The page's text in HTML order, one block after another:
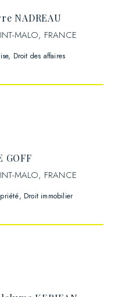
NADREAU
MALO, FRANCE
Droit des affaires
GOFF
MALO, FRANCE
Droit immobilier